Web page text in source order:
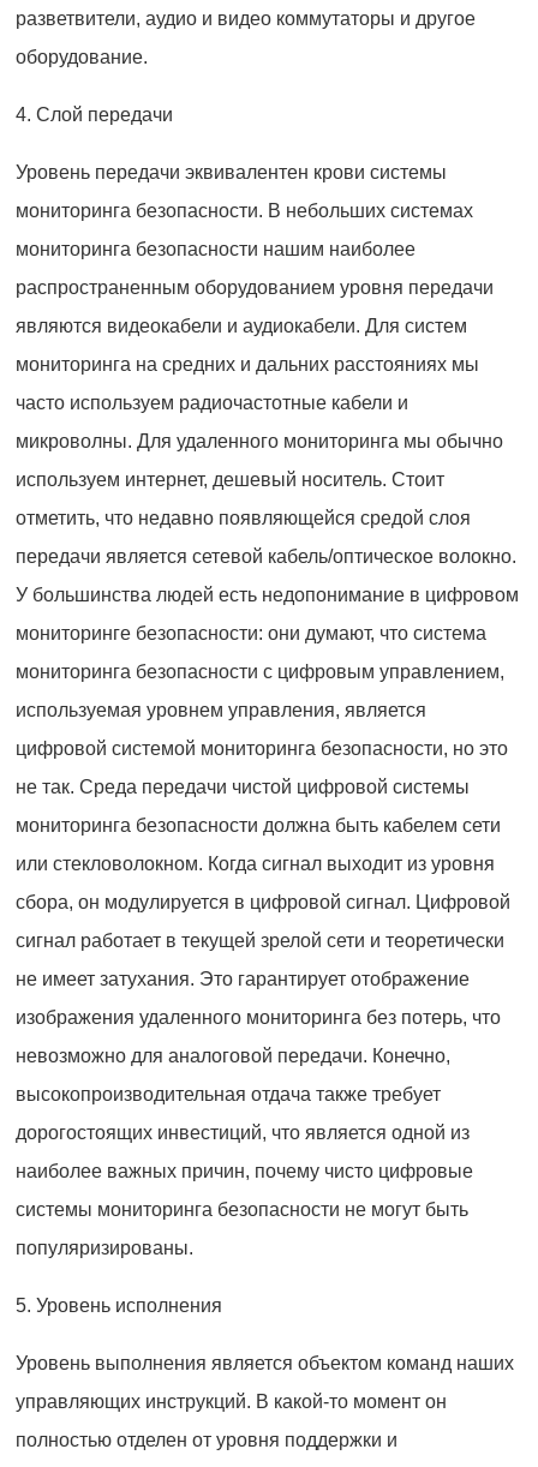
разветвители, аудио и видео коммутаторы и другое
оборудование.
4. Слой передачи
Уровень передачи эквивалентен крови системы
мониторинга безопасности. В небольших системах
мониторинга безопасности нашим наиболее
распространенным оборудованием уровня передачи
являются видеокабели и аудиокабели. Для систем
мониторинга на средних и дальних расстояниях мы
часто используем радиочастотные кабели и
микроволны. Для удаленного мониторинга мы обычно
используем интернет, дешевый носитель. Стоит
отметить, что недавно появляющейся средой слоя
передачи является сетевой кабель/оптическое волокно.
У большинства людей есть недопонимание в цифровом
мониторинге безопасности: они думают, что система
мониторинга безопасности с цифровым управлением,
используемая уровнем управления, является
цифровой системой мониторинга безопасности, но это
не так. Среда передачи чистой цифровой системы
мониторинга безопасности должна быть кабелем сети
или стекловолокном. Когда сигнал выходит из уровня
сбора, он модулируется в цифровой сигнал. Цифровой
сигнал работает в текущей зрелой сети и теоретически
не имеет затухания. Это гарантирует отображение
изображения удаленного мониторинга без потерь, что
невозможно для аналоговой передачи. Конечно,
высокопроизводительная отдача также требует
дорогостоящих инвестиций, что является одной из
наиболее важных причин, почему чисто цифровые
системы мониторинга безопасности не могут быть
популяризированы.
5. Уровень исполнения
Уровень выполнения является объектом команд наших
управляющих инструкций. В какой-то момент он
полностью отделен от уровня поддержки и